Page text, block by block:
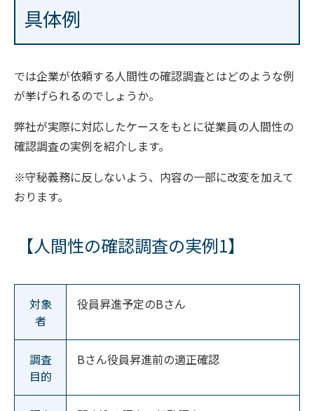
具体例
では企業が依頼する人間性の確認調査とはどのような例
が挙げられるのでしょうか。
弊社が実際に対応したケースをもとに従業員の人間性の
確認調査の実例を紹介します。
※守秘義務に反しないよう、内容の一部に改変を加えて
おります。
【人間性の確認調査の実例1】
対象
者
役員昇進予定のBさん
調査
目的
Bさん役員昇進前の適正確認